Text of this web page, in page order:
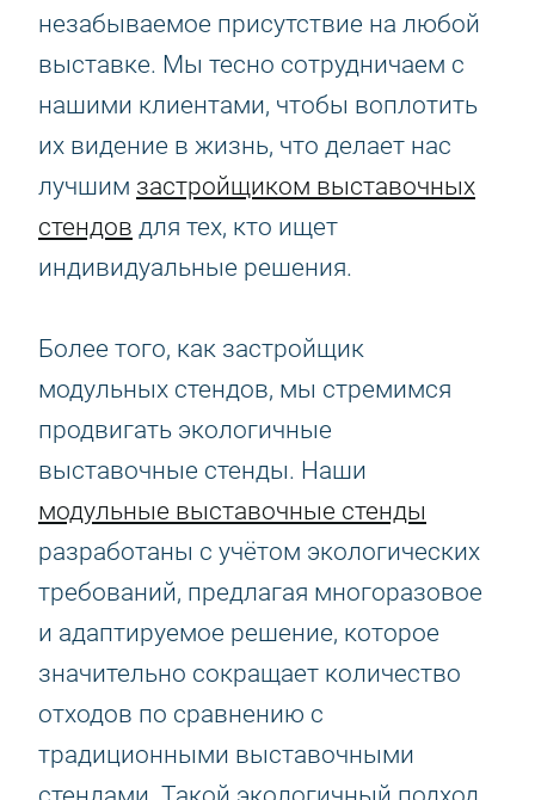
незабываемое присутствие на любой
выставке. Мы тесно сотрудничаем с
нашими клиентами, чтобы воплотить
их видение в жизнь, что делает нас
лучшим застройщиком выставочных
стендов для тех, кто ищет
индивидуальные решения.
Более того, как застройщик
модульных стендов, мы стремимся
продвигать экологичные
выставочные стенды. Наши
модульные выставочные стенды
разработаны с учётом экологических
требований, предлагая многоразовое
и адаптируемое решение, которое
значительно сокращает количество
отходов по сравнению с
традиционными выставочными